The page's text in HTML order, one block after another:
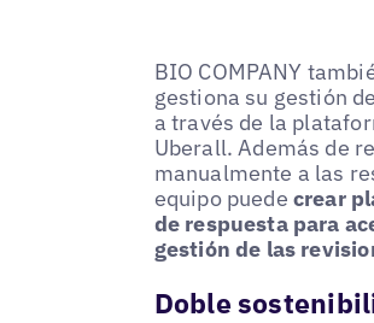
BIO COMPANY
gestiona su gestión
a través de la
Uberall. Además de
manualmente a las
equipo puede crear
de respuesta para
gestión de las
Doble